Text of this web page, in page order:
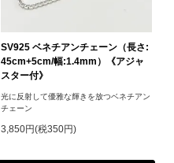
SV925 ベネチアンチェーン（長さ:
45cm+5cm/幅:1.4mm）《アジャ
スター付》
光に反射して優雅な輝きを放つベネチアン
チェーン
3,850円(税350円)